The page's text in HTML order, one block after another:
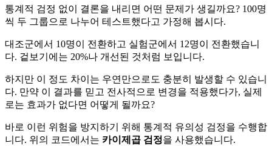
통계적 검정 없이 결론을 내리면 어떤 문제가 생길까요? 100명
씩 두 그룹으로 나누어 테스트했다고 가정해 봅시다.
대조군에서 10명이 전환하고 실험군에서 12명이 전환했습니
다. 겉보기에는 20%나 개선된 것처럼 보입니다.
하지만 이 정도 차이는 우연만으로도 충분히 발생할 수 있습니
다. 만약 이 결과를 믿고 전사적으로 변경을 적용했다가, 실제
로는 효과가 없다면 어떻게 될까요?
바로 이런 위험을 방지하기 위해 통계적 유의성 검정을 수행합
니다. 위의 코드에서는 카이제곱 검정을 사용했습니다.